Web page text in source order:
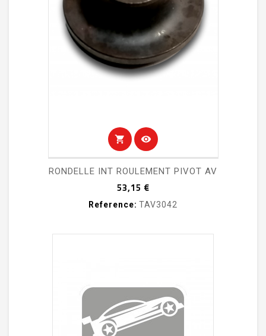
shopping_cart visibility
RONDELLE INT ROULEMENT PIVOT AV
53,15 €Prix
Reference: TAV3042